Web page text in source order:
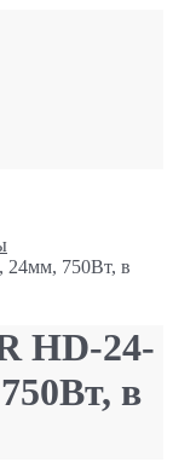
24мм, 750Вт, в
HD-24-
в